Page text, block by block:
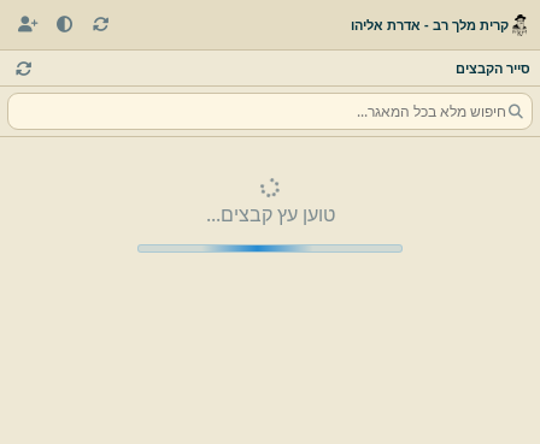
קרית מלך רב - אדרת אליהו
סייר הקבצים
טוען עץ קבצים...